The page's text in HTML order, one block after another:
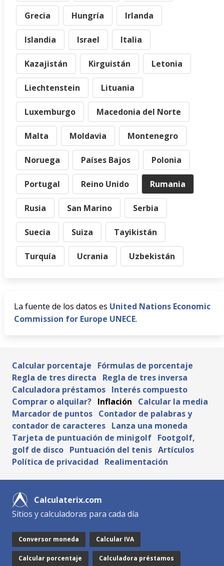
Grecia Hungría Irlanda
Islandia Israel Italia
Kazajistán Kirguistán Letonia
Liechtenstein Lituania
Luxemburgo Macedonia del Norte
Malta Moldavia Montenegro
Noruega Países Bajos Polonia
Portugal Reino Unido Rumania
Rusia San Marino Serbia
Suecia Suiza Tayikistán
Turquía Ucrania Uzbekistán
La fuente de los datos es United Nations Economic
Commission for Europe UNECE.
Calcular porcentaje
Fórmulas de porcentaje
Regla de tres directa
Regla de tres inversa
Calculadora préstamos Interés compuesto
Comprar o alquilar? Inflación
Calcular la media
Marcador de puntos Contador de palabras y
contador de caracteres Lanza una moneda
Tarjeta de puntuación de minigolf Footgolf,
golf de disco Puntuación del tenis Artículos
Política de privacidad
Realimentación
Calculaterix.com
Sitios y calculadoras para cada día
Conversor moneda Calcular IVA
Calcular porcentaje Calculadora préstamos